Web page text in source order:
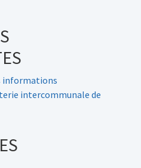
informations
intercommunale de